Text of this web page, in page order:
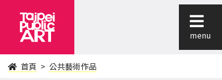
menu
首頁 公共藝術作品